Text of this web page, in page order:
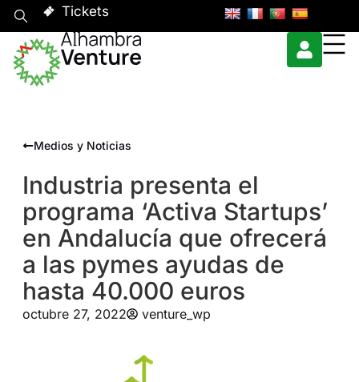
Tickets
Medios y Noticias
Industria presenta el
programa ‘Activa Startups’
en Andalucía que ofrecerá
a las pymes ayudas de
hasta 40.000 euros
octubre 27, 2022 venture_wp